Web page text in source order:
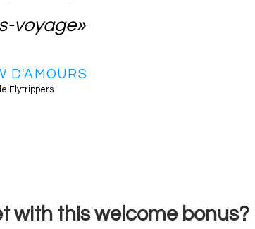
voyage»
D'AMOURS
Flytrippers
with this welcome bonus?